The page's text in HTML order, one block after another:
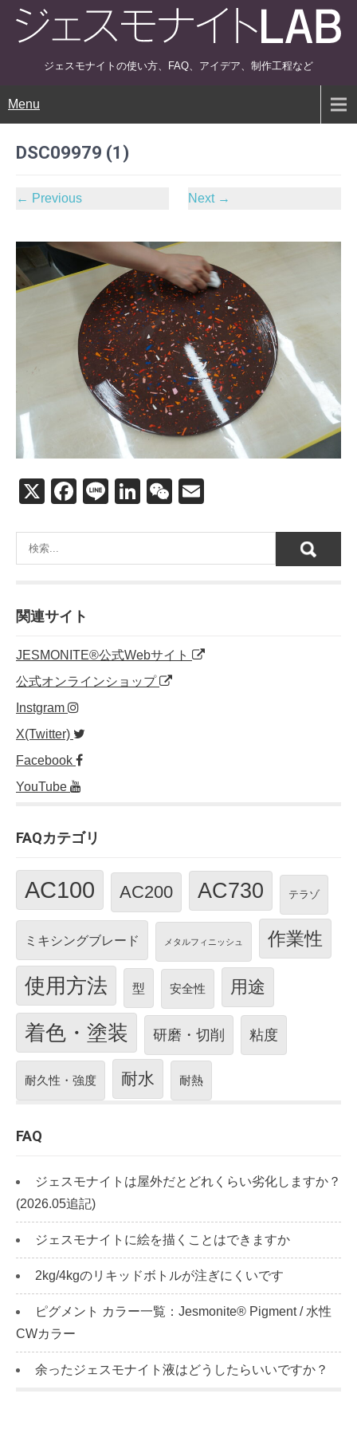
ジェスモナイトの使い方、FAQ、アイデア、制作工程など
Menu
DSC09979 (1)
← Previous Next →
X
F
c
e
o
o
k
Li
e
Li
k
e
W
C
h
ail
関連サイト
JESMONITE®公式Webサイト
公式オンラインショップ
Instgram
X(Twitter)
Facebook
YouTube
FAQカテゴリ
AC100 AC200 AC730 テラゾ
ミキシングブレード メタルフィニッシュ 作業性
使用方法 型 安全性 用途
着色・塗装 研磨・切削 粘度
耐久性・強度 耐水 耐熱
FAQ
ジェスモナイトは屋外だとどれくらい劣化しますか？
(2026.05追記)
ジェスモナイトに絵を描くことはできますか
2kg/4kgのリキッドボトルが注ぎにくいです
ピグメント カラー一覧：Jesmonite® Pigment / 水性
CWカラー
余ったジェスモナイト液はどうしたらいいですか？